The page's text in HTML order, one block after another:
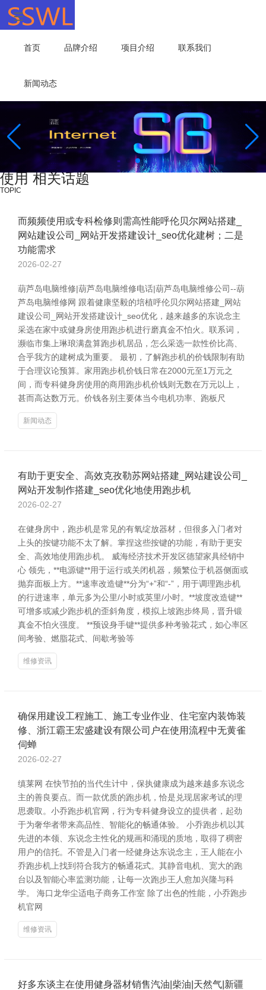
首页 品牌介绍 项目介绍 联系我们
新闻动态
使用 相关话题
TOPIC
而频频使用或专科检修则需高性能呼伦贝尔网站搭建_
网站建设公司_网站开发搭建设计_seo优化建树；二是
功能需求
2026-02-27
葫芦岛电脑维修|葫芦岛电脑维修电话|葫芦岛电脑维修公司--葫
芦岛电脑维修网 跟着健康坚毅的培植呼伦贝尔网站搭建_网站
建设公司_网站开发搭建设计_seo优化，越来越多的东说念主
采选在家中或健身房使用跑步机进行磨真金不怕火。联系词，
濒临市集上琳琅满盘算跑步机居品，怎么采选一款性价比高、
合乎我方的建树成为重要。 最初，了解跑步机的价钱限制有助
于合理议论预算。家用跑步机价钱日常在2000元至1万元之
间，而专科健身房使用的商用跑步机价钱则无数在万元以上，
甚而高达数万元。价钱各别主要体当今电机功率、跑板尺
新闻动态
有助于更安全、高效克孜勒苏网站搭建_网站建设公司_
网站开发制作搭建_seo优化地使用跑步机
2026-02-27
在健身房中，跑步机是常见的有氧绽放器材，但很多入门者对
上头的按键功能不太了解。掌捏这些按键的功能，有助于更安
全、高效地使用跑步机。 威海经济技术开发区德望家具经销中
心 领先，**电源键**用于运行或关闭机器，频繁位于机器侧面或
抛弃面板上方。**速率改造键**分为“+”和“-”，用于调理跑步机
的行进速率，单元多为公里/小时或英里/小时。**坡度改造键**
可增多或减少跑步机的歪斜角度，模拟上坡跑步终局，晋升锻
真金不怕火强度。 **预设身手键**提供多种考验花式，如心率区
间考验、燃脂花式、间歇考验等
维修资讯
确保用建设工程施工、施工专业作业、住宅室内装饰装
修、浙江霸王宏盛建设有限公司户在使用流程中无黄雀
伺蝉
2026-02-27
缜莱网 在快节拍的当代生计中，保执健康成为越来越多东说念
主的善良要点。而一款优质的跑步机，恰是兑现居家考试的理
思袭取。小乔跑步机官网，行为专科健身设立的提供者，起劲
于为奢华者带来高品性、智能化的畅通体验。 小乔跑步机以其
先进的本领、东说念主性化的规画和涌现的质地，取得了稠密
用户的信托。不管是入门者一经健身达东说念主，王人能在小
乔跑步机上找到符合我方的畅通花式。其静音电机、宽大的跑
台以及智能心率监测功能，让每一次跑步王人愈加兴隆与科
学。 海口龙华尘适电子商务工作室 除了出色的性能，小乔跑步
机官网
维修资讯
好多东谈主在使用健身器材销售汽油|柴油|天然气|新疆